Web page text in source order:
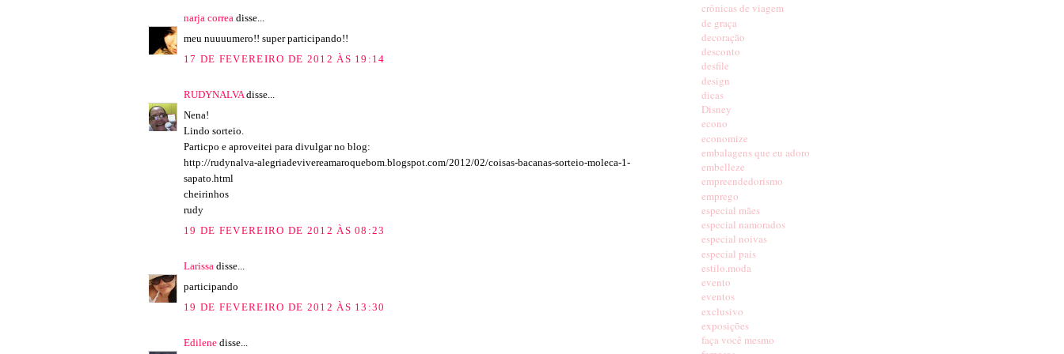
narja correa disse...
meu nuuuumero!! super participando!!
17 DE FEVEREIRO DE 2012 ÀS 19:14
RUDYNALVA disse...
Nena!
Lindo sorteio.
Particpo e aproveitei para divulgar no blog:
http://rudynalva-alegriadevivereamaroquebom.blogspot.com/2012/02/coisas-bacanas-sorteio-moleca-1-
sapato.html
cheirinhos
rudy
19 DE FEVEREIRO DE 2012 ÀS 08:23
Larissa disse...
participando
19 DE FEVEREIRO DE 2012 ÀS 13:30
Edilene disse...
crônicas de viagem
de graça
decoração
desconto
desfile
design
dicas
Disney
econo
economize
embalagens que eu adoro
embelleze
empreendedorismo
emprego
especial mães
especial namorados
especial noivas
especial pais
estilo.moda
evento
eventos
exclusivo
exposições
faça você mesmo